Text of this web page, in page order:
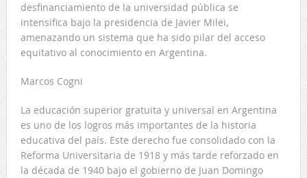
desfinanciamiento de la universidad pública se
intensifica bajo la presidencia de Javier Milei,
amenazando un sistema que ha sido pilar del acceso
equitativo al conocimiento en Argentina.
Marcos Cogni
La educación superior gratuita y universal en Argentina
es uno de los logros más importantes de la historia
educativa del país. Este derecho fue consolidado con la
Reforma Universitaria de 1918 y más tarde reforzado en
la década de 1940 bajo el gobierno de Juan Domingo